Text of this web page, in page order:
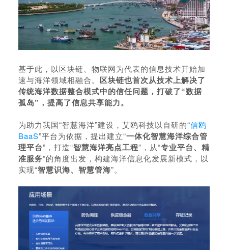
基于此，以区块链、物联网为代表的信息技术开始加
速与海洋领域相融合。 区块链也首次从技术上解决了
传统海洋数据整合模式中的信任问题，打破了“数据
孤岛”，提高了信息共享能力。
为助力我国“智慧海洋”建设，艾鸥科技以自研的“信鸥
BaaS”平台为依据，提出建立“一体化智慧海洋综合管
理平台”，打造“智慧海洋亮点工程”，从“专业平台、精
准服务”的角度出发，构建海洋信息化发展新模式，以
实现“智慧识海、智慧管海”。